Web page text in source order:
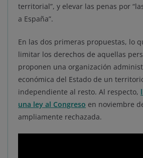
territorial”, y elevar las penas por
a España”.
En las dos primeras propuestas, lo
limitar los derechos de aquellas
proponen una organización
económica del Estado de un
independiente al resto. Al respecto,
una ley al Congreso en noviembre
ampliamente rechazada.